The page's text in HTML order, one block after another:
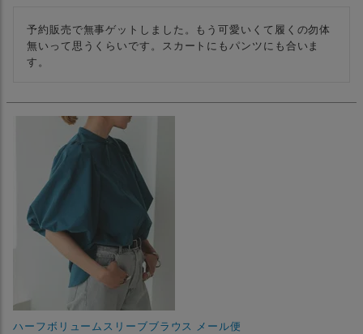
予約販売で無事ゲットしました。もう可愛いくて履くの勿体
無いって思うくらいです。スカートにもパンツにも合いま
す。
ハーフボリュームスリーブブラウス メール便